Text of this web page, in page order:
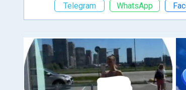
Telegram
WhatsApp